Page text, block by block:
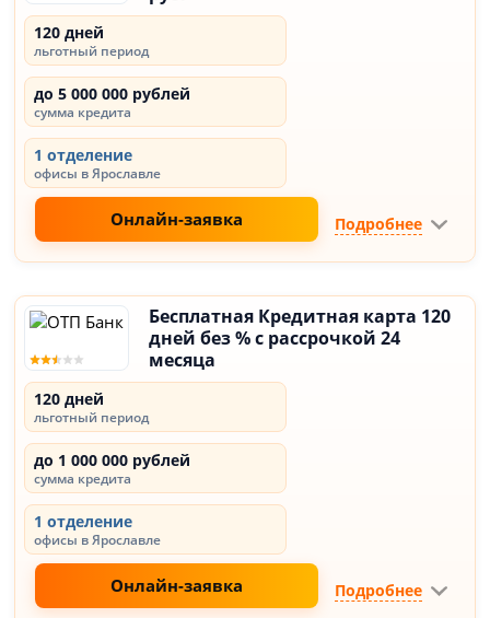
120 дней
льготный период
до 5 000 000 рублей
сумма кредита
1 отделение
офисы в Ярославле
Онлайн-заявка Подробнее
Бесплатная Кредитная карта 120
дней без % с рассрочкой 24
месяца
120 дней
льготный период
до 1 000 000 рублей
сумма кредита
1 отделение
офисы в Ярославле
Онлайн-заявка Подробнее